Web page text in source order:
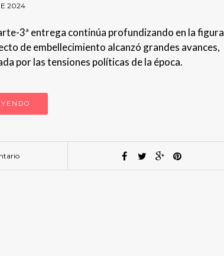
2024
3ª entrega continúa profundizando en la figura
de embellecimiento alcanzó grandes avances,
por las tensiones políticas de la época.